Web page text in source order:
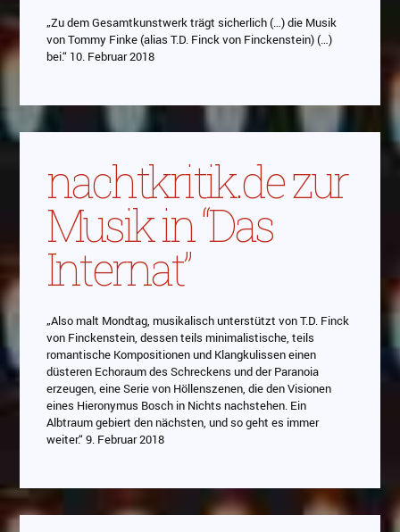
„Zu dem Gesamtkunstwerk trägt sicherlich (…) die Musik
von Tommy Finke (alias T.D. Finck von Finckenstein) (…)
bei.“ 10. Februar 2018
nachtkritik.de zur
Musik in “Das
Internat”
„Also malt Mondtag, musikalisch unterstützt von T.D. Finck
von Finckenstein, dessen teils minimalistische, teils
romantische Kompositionen und Klangkulissen einen
düsteren Echoraum des Schreckens und der Paranoia
erzeugen, eine Serie von Höllenszenen, die den Visionen
eines Hieronymus Bosch in Nichts nachstehen. Ein
Albtraum gebiert den nächsten, und so geht es immer
weiter.“ 9. Februar 2018